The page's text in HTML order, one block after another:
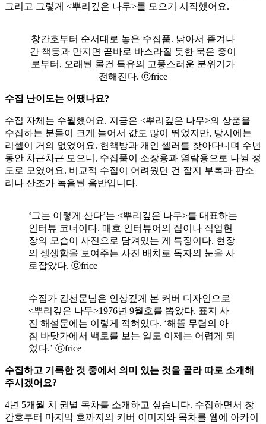
그리고 그렇게 <뿌리깊은 나무>를 모으기 시작했어요.
창간호부터 순서대로 놓은 수집품. 낡아서 뜯겨나
간 책등과 만지면 곧바로 바스라질 듯한 묵은 종이
로부터, 오래된 물건 특유의 고풍스러운 분위기가
전해진다. ⓒfrice
수집 난이도는 어땠나요?
수집 자체는 수월했어요. 지금은 <뿌리깊은 나무>의 상품을
수집하는 분들이 크게 늘어서 값도 많이 뛰었지만, 당시에는
리셀이 거의 없었어요. 헌책방과 개인 셀러를 찾아다니며 수년
동안 차근차근 모으니, 수집품이 소장용과 열람용으로 나뉠 정
도로 모였어요. 비교적 수집이 어려웠던 건 잡지 부록과 판소
리나 산조가 녹음된 음반입니다.
‘그는 이렇게 산다’는 <뿌리깊은 나무>를 대표하는
인터뷰 코너이다. 매호 인터뷰어의 집이나 직업현
장의 모습이 사진으로 담겨있는 게 특징이다. 현장
의 생생함을 보여주는 사진 배치로 독자의 눈을 사
로잡았다. ⓒfrice
수집가 김선문님은 인상깊게 본 커버 디자인으로
<뿌리깊은 나무>1976년 9월호를 뽑았다. 표지 사
진 해설문에는 이렇게 적혀있다. ‘해뜰 무렵의 아
침 바닷가에서 백로를 보는 일도 이제는 어렵게 되
었다.’ ⓒfrice
수집하고 기록한 것 중에서 의미 있는 것을 골라 따로 소개해
주시겠어요?
4년 5개월 치 권별 목차를 소개하고 싶습니다. 수집하면서 창
간호부터 마지막 호까지의 커버 이미지와 목차를 웹에 아카이